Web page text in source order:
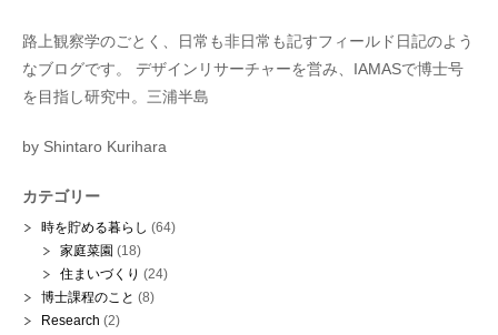
路上観察学のごとく、日常も非日常も記すフィールド日記のよう
なブログです。 デザインリサーチャーを営み、IAMASで博士号
を目指し研究中。三浦半島
by Shintaro Kurihara
カテゴリー
時を貯める暮らし (64)
家庭菜園 (18)
住まいづくり (24)
博士課程のこと (8)
Research (2)